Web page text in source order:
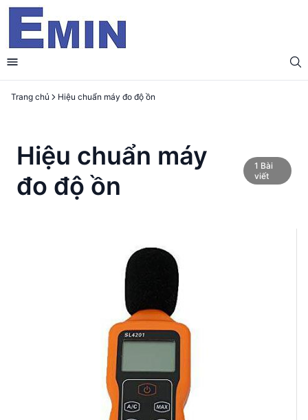
Trang chủ Hiệu chuẩn máy đo độ ồn
Hiệu chuẩn máy
đo độ ồn
1 Bài
viết